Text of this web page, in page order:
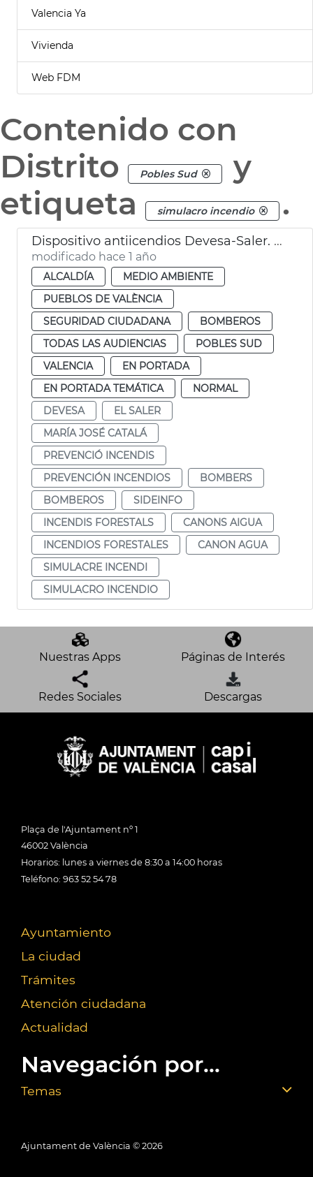
Valencia Ya
Vivienda
Web FDM
Contenido con
Distrito
Pobles Sud
y
etiqueta
simulacro incendio .
Dispositivo antiicendios Devesa-Saler. València
modificado hace 1 año
ALCALDÍA
MEDIO AMBIENTE
PUEBLOS DE VALÈNCIA
SEGURIDAD CIUDADANA
BOMBEROS
TODAS LAS AUDIENCIAS
POBLES SUD
VALENCIA
EN PORTADA
EN PORTADA TEMÁTICA
NORMAL
DEVESA
EL SALER
MARÍA JOSÉ CATALÁ
PREVENCIÓ INCENDIS
PREVENCIÓN INCENDIOS
BOMBERS
BOMBEROS
SIDEINFO
INCENDIS FORESTALS
CANONS AIGUA
INCENDIOS FORESTALES
CANON AGUA
SIMULACRE INCENDI
SIMULACRO INCENDIO
Nuestras Apps Páginas de Interés
Redes Sociales Descargas
Plaça de l'Ajuntament nº 1
46002 València
Horarios: lunes a viernes de 8:30 a 14:00 horas
Teléfono: 963 52 54 78
Ayuntamiento
La ciudad
Trámites
Atención ciudadana
Actualidad
Navegación por...
Temas
Ajuntament de València © 2026